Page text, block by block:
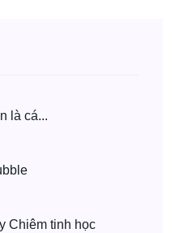
là cá...
Chiêm tinh học